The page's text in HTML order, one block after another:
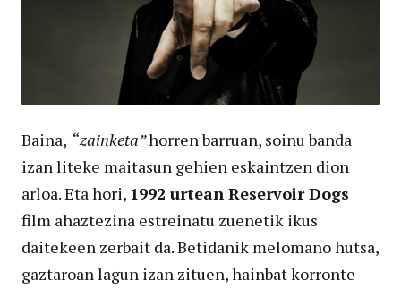
Baina, “zainketa”horren barruan, soinu banda
izan liteke maitasun gehien eskaintzen dion
arloa. Eta hori, 1992 urtean Reservoir Dogs
film ahaztezina estreinatu zuenetik ikus
daitekeen zerbait da. Betidanik melomano hutsa,
gaztaroan lagun izan zituen, hainbat korronte